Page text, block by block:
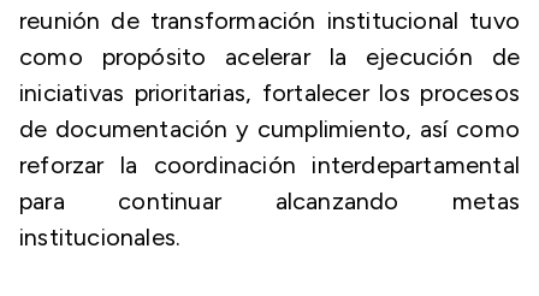
reunión de transformación institucional tuvo
como propósito acelerar la ejecución de
iniciativas prioritarias, fortalecer los procesos
de documentación y cumplimiento, así como
reforzar la coordinación interdepartamental
para continuar alcanzando metas
institucionales.